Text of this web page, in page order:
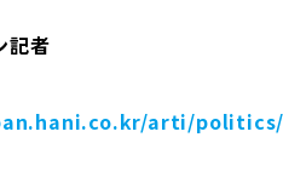
記者
arti/politics/